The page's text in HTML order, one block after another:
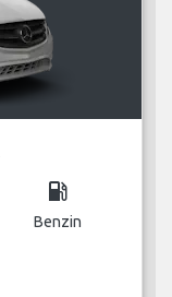
local_gas_station
Benzin